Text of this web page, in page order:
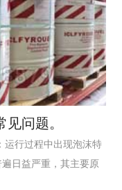
问题。
运行过程中出现泡沫特
日益严重，其主要原